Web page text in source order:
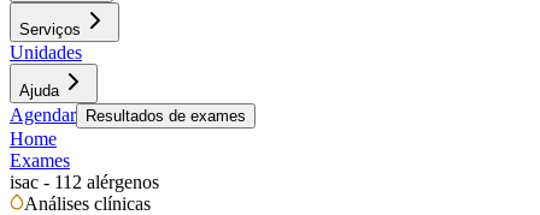
Serviços
Unidades
Ajuda
Agendar Resultados de exames
Home
Exames
isac - 112 alérgenos
Análises clínicas